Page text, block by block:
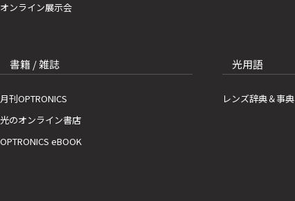
オンライン展示会
書籍 / 雑誌
月刊OPTRONICS
光のオンライン書店
OPTRONICS eBOOK
光用語
レンズ辞典＆事典